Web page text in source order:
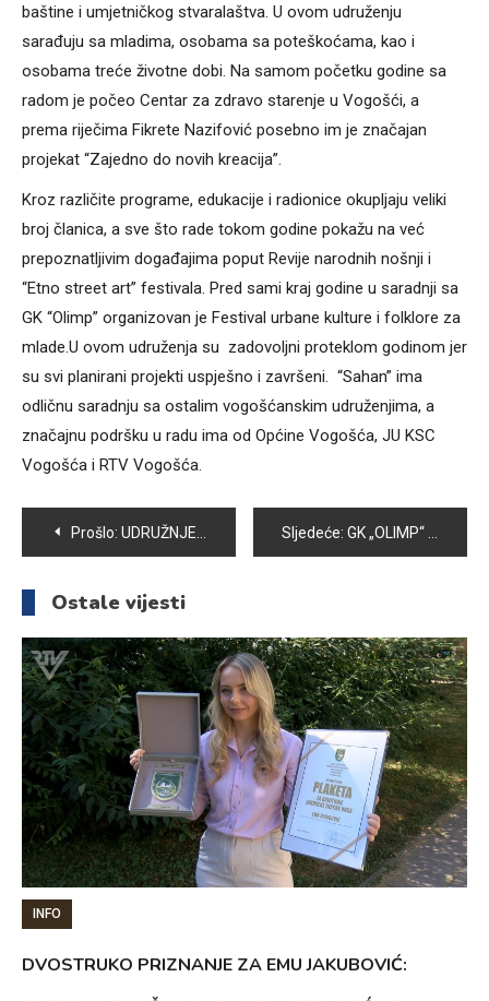
baštine i umjetničkog stvaralaštva. U ovom udruženju
sarađuju sa mladima, osobama sa poteškoćama, kao i
osobama treće životne dobi. Na samom početku godine sa
radom je počeo Centar za zdravo starenje u Vogošći, a
prema riječima Fikrete Nazifović posebno im je značajan
projekat “Zajedno do novih kreacija”.
Kroz različite programe, edukacije i radionice okupljaju veliki
broj članica, a sve što rade tokom godine pokažu na već
prepoznatljivim događajima poput Revije narodnih nošnji i
“Etno street art” festivala. Pred sami kraj godine u saradnji sa
GK “Olimp” organizovan je Festival urbane kulture i folklore za
mlade.U ovom udruženja su zadovoljni proteklom godinom jer
su svi planirani projekti uspješno i završeni. “Sahan” ima
odličnu saradnju sa ostalim vogošćanskim udruženjima, a
značajnu podršku u radu ima od Općine Vogošća, JU KSC
Vogošća i RTV Vogošća.
Navigacija
članaka
Prošlo: UDRUŽNJE PČELARA „KOŠNICA“ U PROŠLOJ GODINI ORGANIZOVALO NEKOLIKO EDUKATIVNIH PREDAVANJA Sljedeće: GK „OLIMP“ RADI NA EDUKACIJI MLADIH KADROVA
Ostale vijesti
INFO
DVOSTRUKO PRIZNANJE ZA EMU JAKUBOVIĆ: